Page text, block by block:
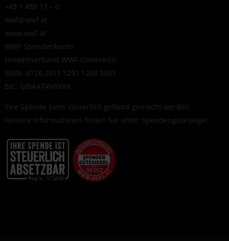
+43 1 488 17 – 0
wwf@wwf.at
www.wwf.at
WWF Spendenkonto
Umweltverband WWF Österreich
IBAN: AT26 2011 1291 1268 3901
BIC: GIBAATWWXXX
Ihre Spende kann steuerlich geltend gemacht werden.
Weitere Informationen finden Sie unter Spendengütesiegel.